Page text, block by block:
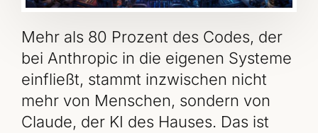
Mehr als 80 Prozent des Codes, der
bei Anthropic in die eigenen Systeme
einfließt, stammt inzwischen nicht
mehr von Menschen, sondern von
Claude, der KI des Hauses. Das ist